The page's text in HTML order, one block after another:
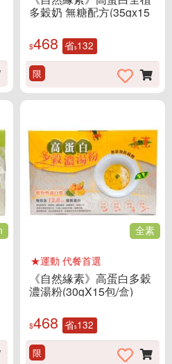
多穀奶 無糖配方(35gx15
$468 省$132
限
全素
★運動 代餐首選
《自然緣素》高蛋白多穀
濃湯粉(30gX15包/盒)
$468 省$132
限